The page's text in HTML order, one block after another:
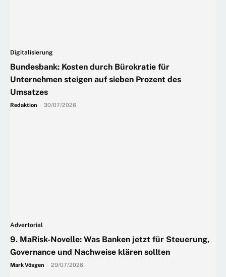
Digitalisierung
Bundesbank: Kosten durch Bürokratie für
Unternehmen steigen auf sieben Prozent des
Umsatzes
Redaktion 30/07/2026
Advertorial
9. MaRisk-Novelle: Was Banken jetzt für Steuerung,
Governance und Nachweise klären sollten
Mark Vösgen 29/07/2026